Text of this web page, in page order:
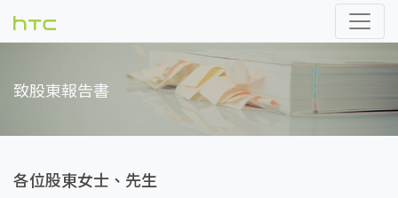
致股東報告書
各位股東女士、先生